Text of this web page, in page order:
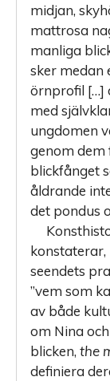
midjan,
mattrosa
manliga
sker medan
örnprofil […]
med
ungdomen
genom dem
blickfånget
åldrande
det pondus
seendets
”vem som
av både
om Nina
blicken, the
definiera